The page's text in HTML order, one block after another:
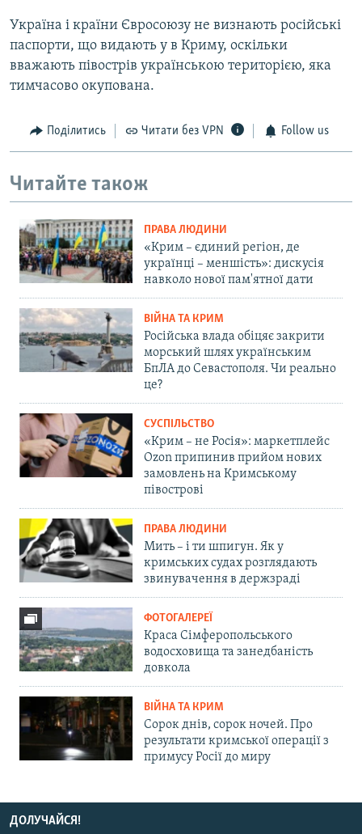
Україна і країни Євросоюзу не визнають російські
паспорти, що видають у в Криму, оскільки
вважають півострів українською територією, яка
тимчасово окупована.
Поділитись Читати без VPN Follow us
Читайте також
ПРАВА ЛЮДИНИ
«Крим – єдиний регіон, де
українці – меншість»: дискусія
навколо нової пам'ятної дати
ВІЙНА ТА КРИМ
Російська влада обіцяє закрити
морський шлях українським
БпЛА до Севастополя. Чи реально
це?
СУСПІЛЬСТВО
«Крим – не Росія»: маркетплейс
Ozon припинив прийом нових
замовлень на Кримському
півострові
ПРАВА ЛЮДИНИ
Мить – і ти шпигун. Як у
кримських судах розглядають
звинувачення в держзраді
ФОТОГАЛЕРЕЇ
Краса Сімферопольського
водосховища та занедбаність
довкола
ВІЙНА ТА КРИМ
Сорок днів, сорок ночей. Про
результати кримської операції з
примусу Росії до миру
ДОЛУЧАЙСЯ!